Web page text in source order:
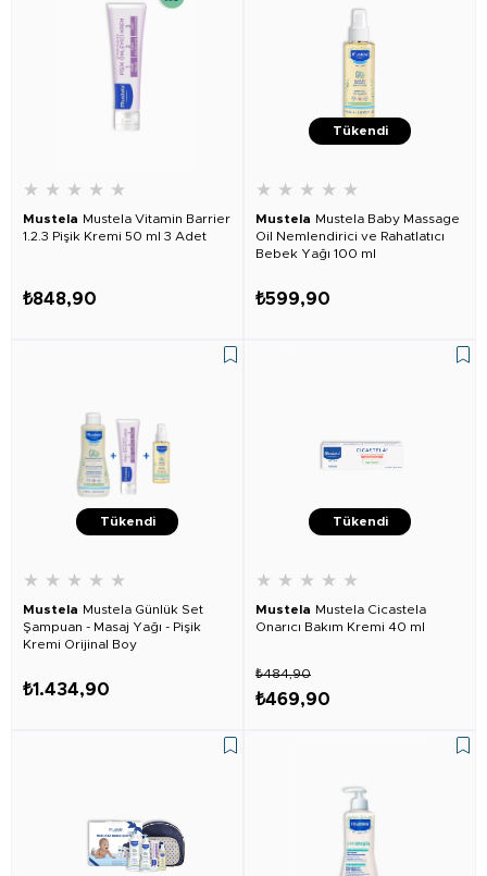
★ ★ ★ ★ ★
Mustela Mustela Vitamin Barrier
1.2.3 Pişik Kremi 50 ml 3 Adet
₺848,90
Tükendi
★ ★ ★ ★ ★
Mustela Mustela Baby Massage
Oil Nemlendirici ve Rahatlatıcı
Bebek Yağı 100 ml
₺599,90
Tükendi
★ ★ ★ ★ ★
Mustela Mustela Günlük Set
Şampuan - Masaj Yağı - Pişik
Kremi Orijinal Boy
₺1.434,90
Tükendi
★ ★ ★ ★ ★
Mustela Mustela Cicastela
Onarıcı Bakım Kremi 40 ml
₺469,90
₺484,90